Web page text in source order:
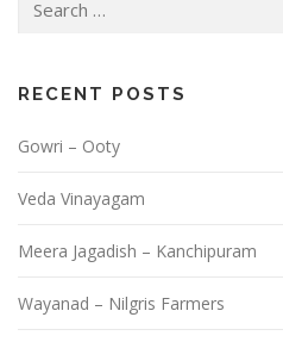
for:
RECENT POSTS
Gowri – Ooty
Veda Vinayagam
Meera Jagadish – Kanchipuram
Wayanad – Nilgris Farmers